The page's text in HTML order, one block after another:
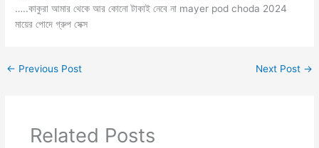
…..কাকুরা আমার থেকে আর কোনো টাকাই নেবে না mayer pod choda 2024
মায়ের পোদে গ্রুপ সেক্স
← Previous Post Next Post →
Related Posts